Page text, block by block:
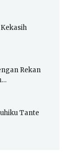
Rekan
Tante